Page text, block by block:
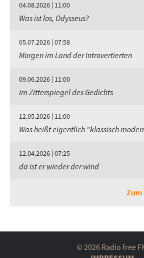
04.08.2026 | 11:00
Was ist los, Odysseus?
05.07.2026 | 07:58
Morgen im Land der Introvertierten
09.06.2026 | 11:00
Im Zitterspiegel des Gedichts
12.05.2026 | 11:00
Was heißt eigentlich "klassisch
12.04.2026 | 07:25
da ist er wieder der wind
Zum
© 2026 Radio free